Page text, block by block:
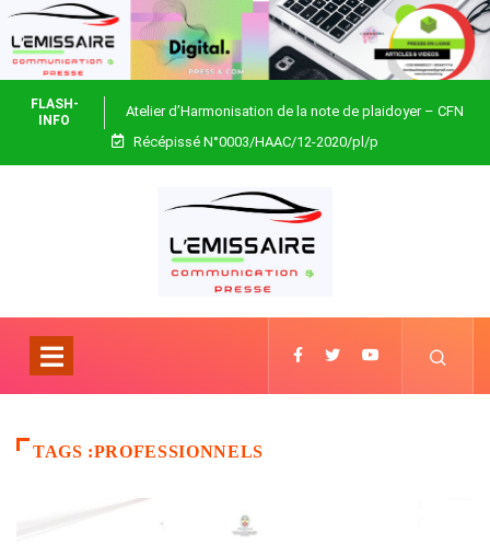
FLASH-
INFO
Atelier d’Harmonisation de la note de plaidoyer – CFN
Togo
Récépissé N°0003/HAAC/12-2020/pl/p
TAGS :PROFESSIONNELS